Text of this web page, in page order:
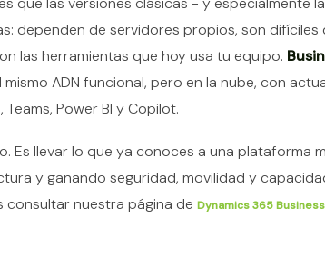
dependen de servidores propios, son difíciles
las herramientas que hoy usa tu equipo.
mismo ADN funcional, pero en la nube, con
Power BI y Copilot.
Es llevar lo que ya conoces a una plataforma
y ganando seguridad, movilidad y
consultar nuestra página de Dynamics 365